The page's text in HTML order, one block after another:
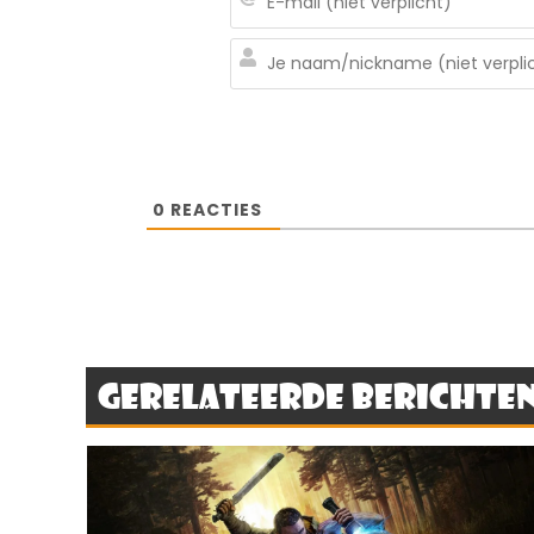
0 REACTIES
Gerelateerde